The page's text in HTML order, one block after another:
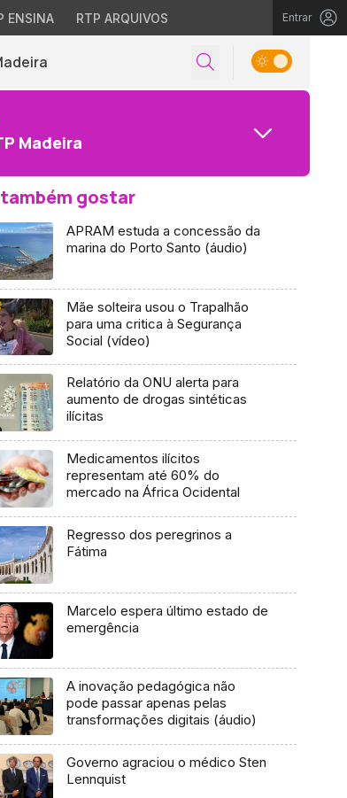
ENSINA RTP ARQUIVOS Entrar
Madeira
gostar
APRAM estuda a concessão da
marina do Porto Santo (áudio)
Mãe solteira usou o Trapalhão
para uma critica à Segurança
Social (vídeo)
Relatório da ONU alerta para
aumento de drogas sintéticas
ilícitas
Medicamentos ilícitos
representam até 60% do
mercado na África Ocidental
Regresso dos peregrinos a
Fátima
Marcelo espera último estado de
emergência
A inovação pedagógica não
pode passar apenas pelas
transformações digitais (áudio)
Governo agraciou o médico Sten
Lennquist